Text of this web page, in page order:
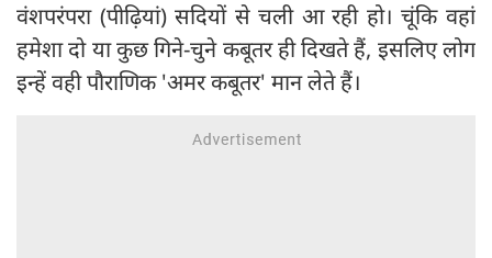
वंशपरंपरा (पीढ़ियां) सदियों से चली आ रही हो। चूंकि वहां
हमेशा दो या कुछ गिने-चुने कबूतर ही दिखते हैं, इसलिए लोग
इन्हें वही पौराणिक 'अमर कबूतर' मान लेते हैं।